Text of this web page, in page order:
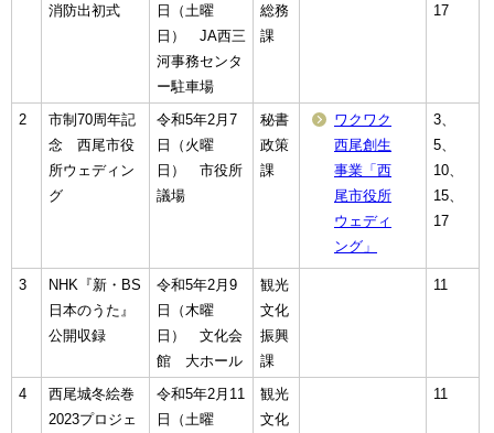
消防出初式
日（土曜
日） JA西三
河事務センタ
ー駐車場
総務
課
17
2
市制70周年記
念 西尾市役
所ウェディン
グ
令和5年2月7
日（火曜
日） 市役所
議場
秘書
政策
課
ワクワク
西尾創生
事業「西
尾市役所
ウェディ
ング」
3、
5、
10、
15、
17
3
NHK『新・BS
日本のうた』
公開収録
令和5年2月9
日（木曜
日） 文化会
館 大ホール
観光
文化
振興
課
11
4
西尾城冬絵巻
2023プロジェ
令和5年2月11
日（土曜
観光
文化
11